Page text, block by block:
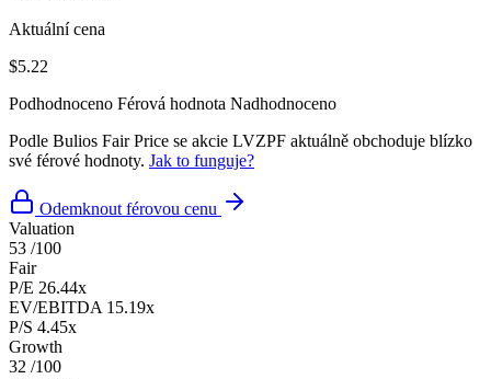
Aktuální cena
$5.22
Podhodnoceno Férová hodnota Nadhodnoceno
Podle Bulios Fair Price se akcie LVZPF aktuálně obchoduje blízko
své férové hodnoty. Jak to funguje?
Odemknout férovou cenu
Valuation
53 /100
Fair
P/E 26.44x
EV/EBITDA 15.19x
P/S 4.45x
Growth
32 /100